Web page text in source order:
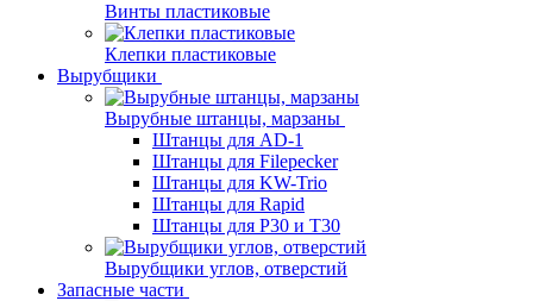
Винты пластиковые
Клепки пластиковые
Вырубщики
Вырубные штанцы, марзаны
Штанцы для AD-1
Штанцы для Filepecker
Штанцы для KW-Trio
Штанцы для Rapid
Штанцы для Р30 и Т30
Вырубщики углов, отверстий
Запасные части